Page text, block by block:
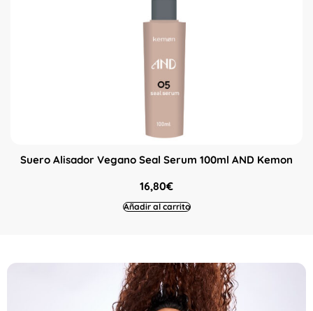
Suero Alisador Vegano Seal Serum 100ml AND Kemon
16,80€
Añadir al carrito